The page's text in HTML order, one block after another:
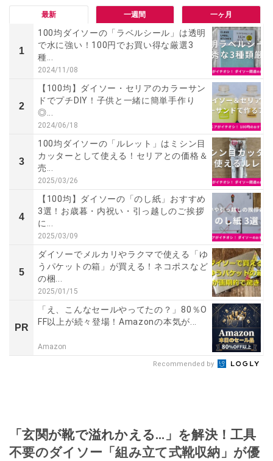
最新 一週間 一ヶ月
1
100均ダイソーの「ラベルシール」は透明
で水に強い！100円でお買い得な厳選3
種...
2024/11/08
2
【100均】ダイソー・セリアのカラーサン
ドでプチDIY！子供と一緒に簡単手作り
◎...
2024/06/18
3
100均ダイソーの「ルレット」はミシン目
カッターとして使える！セリアとの価格＆
売...
2025/03/26
4
【100均】ダイソーの「のし紙」おすすめ
3選！お歳暮・内祝い・引っ越しのご挨拶
に...
2025/03/09
5
ダイソーでメルカリやラクマで使える「ゆ
うパケットの箱」が買える！ネコポスなど
の梱...
2025/01/15
PR
「え、こんなセールやってたの？」80％O
FF以上が続々登場！Amazonの本気が...
Amazon
Recommended by
「玄関が靴で溢れかえる…」を解決！工具
不要のダイソー「組み立て式靴収納」が優